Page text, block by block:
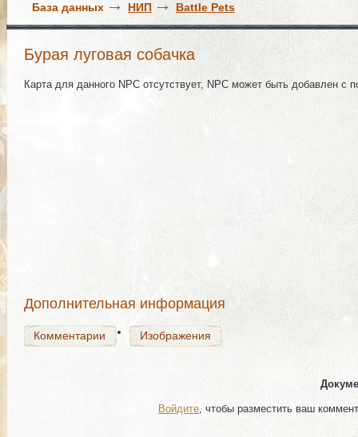
База данных НИП Battle Pets
Бурая луговая собачка
Карта для данного NPC отсутствует, NPC может быть добавлен с
Дополнительная информация
Комментарии Изображения
Войдите , чтобы разместить ваш